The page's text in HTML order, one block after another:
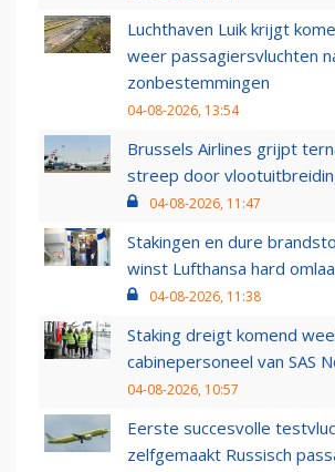
Luchthaven Luik krijgt
weer passagiersvluchten
zonbestemmingen
04-08-2026, 13:54
Brussels Airlines grijpt
streep door
04-08-2026, 11:47
Stakingen en dure
winst Lufthansa hard
04-08-2026, 11:38
Staking dreigt komend
cabinepersoneel van SAS
04-08-2026, 10:57
Eerste succesvolle
zelfgemaakt Russisch